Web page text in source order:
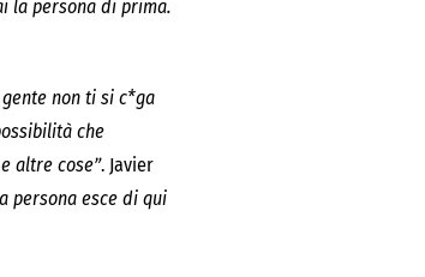
la persona di prima.
non ti si c*ga
che
altre cose”. Javier
persona esce di qui